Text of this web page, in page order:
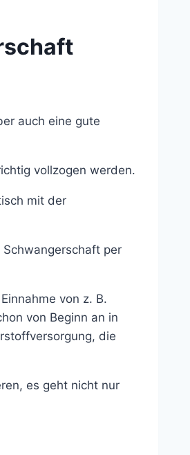
auch eine gute
vollzogen werden.
mit der
per
von z. B.
von Beginn an in
die
es geht nicht nur